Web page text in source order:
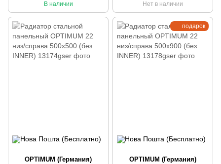
В наличии
Нет в наличии
OPTIMUM (Германия)
подарок
OPTIMUM (Германия)